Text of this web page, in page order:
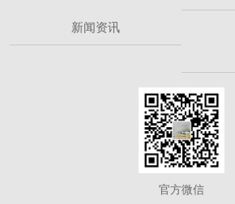
新闻资讯
官方微信